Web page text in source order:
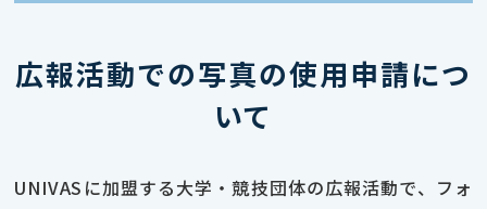
広報活動での写真の使用申請につ
いて
UNIVASに加盟する大学・競技団体の広報活動で、フォ